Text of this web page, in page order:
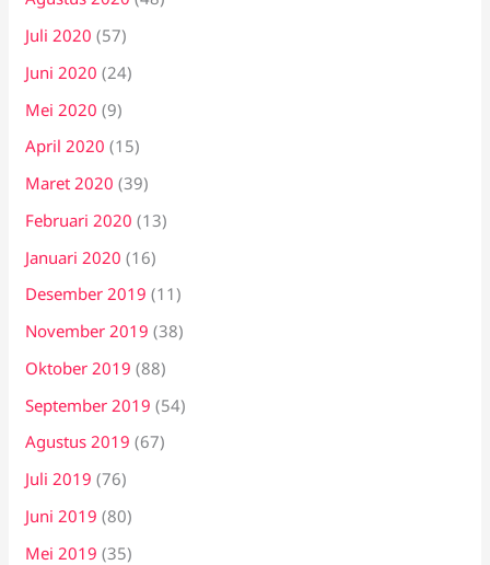
Juli 2020 (57)
Juni 2020 (24)
Mei 2020 (9)
April 2020 (15)
Maret 2020 (39)
Februari 2020 (13)
Januari 2020 (16)
Desember 2019 (11)
November 2019 (38)
Oktober 2019 (88)
September 2019 (54)
Agustus 2019 (67)
Juli 2019 (76)
Juni 2019 (80)
Mei 2019 (35)